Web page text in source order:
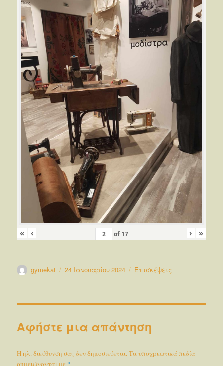
« ‹ of 17 › »
Συντάκτης
gymekat
Δημοσιεύτηκε
24 Ιανουαρίου 2024 Κατηγορίες
Επισκέψεις
Αφήστε μια απάντηση
Η ηλ. διεύθυνση σας δεν δημοσιεύεται.Τα υποχρεωτικά πεδία
σημειώνονται με *